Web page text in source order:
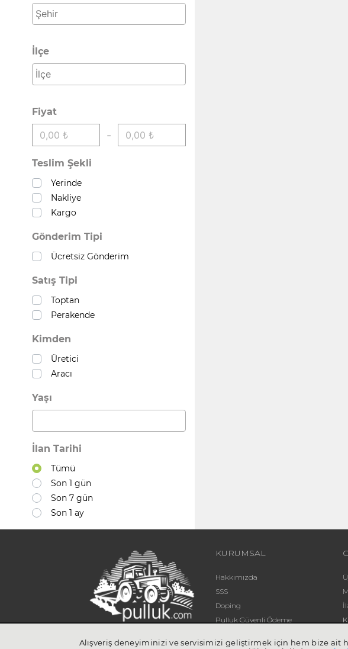
İlçe
Fiyat
-
Teslim Şekli
Yerinde
Nakliye
Kargo
Gönderim Tipi
Ücretsiz Gönderim
Satış Tipi
Toptan
Perakende
Kimden
Üretici
Aracı
Yaşı
İlan Tarihi
Tümü
Son 1 gün
Son 7 gün
Son 1 ay
UYGULA
KURUMSAL
Hakkımızda
SSS
Doping
Pulluk Güvenli Ödeme
Alışveriş deneyiminizi ve servisimizi geliştirmek için hem bize ait